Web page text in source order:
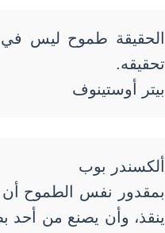
الحقيقة طموح ليس في
تحقيقه.
بيتر أوستينوف
ألكسندر بوب
بمقدور نفس الطموح أن
ينقذ، وأن يصنع من أحد